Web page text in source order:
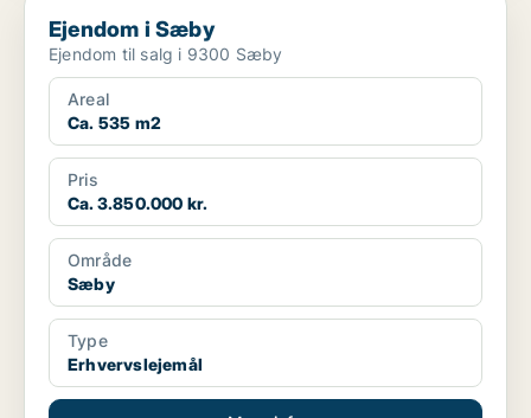
Ejendom i Sæby
Ejendom til salg i 9300 Sæby
Areal
Ca. 535 m2
Pris
Ca. 3.850.000 kr.
Område
Sæby
Type
Erhvervslejemål